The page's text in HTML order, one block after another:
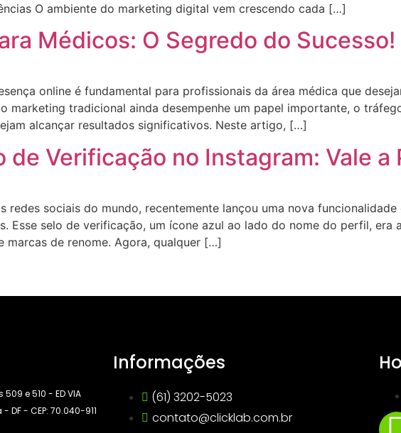
O ambiente do marketing digital vem crescendo cada […]
Médicos: O Segredo do Sucesso!
online é fundamental para profissionais da área médica que
marketing tradicional ainda desempenhe um papel importante, o
alcançar resultados significativos. Neste artigo, […]
de Verificação no Instagram: Vale a
redes sociais do mundo, recentemente lançou uma nova
Esse selo de verificação, um ícone azul ao lado do nome do perfil, era
marcas de renome. Agora, qualquer […]
e 510 - ED VIA
DF - CEP: 70.040-911
Informações
(61) 3202-5023
contato@clicklab.com.br